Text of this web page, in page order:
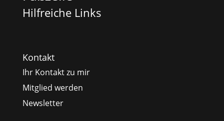
Hilfreiche Links
Kontakt
Ihr Kontakt zu mir
Mitglied werden
Newsletter